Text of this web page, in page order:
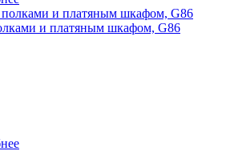
и платяным шкафом, G86